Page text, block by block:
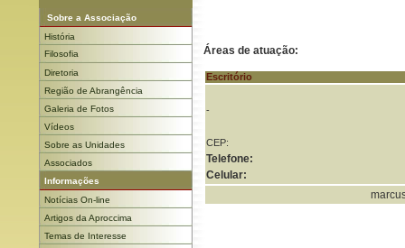
Sobre a Associação
História
Filosofia
Diretoria
Região de Abrangência
Galeria de Fotos
Vídeos
Sobre as Unidades
Associados
Informações
Notícias On-line
Artigos da Aproccima
Temas de Interesse
Áreas de atuação:
Escritório
-
CEP:
Telefone:
Celular: